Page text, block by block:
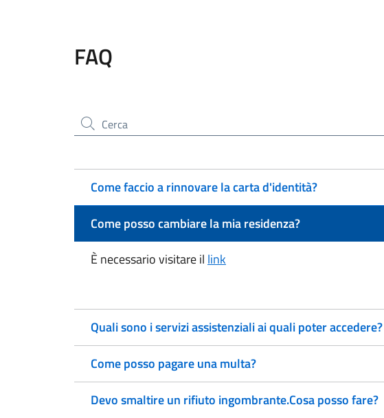
FAQ
Cerca nel sito
Come faccio a rinnovare la carta d'identità?
Come posso cambiare la mia residenza?
È necessario visitare il link
Quali sono i servizi assistenziali ai quali poter accedere?
Come posso pagare una multa?
Devo smaltire un rifiuto ingombrante.Cosa posso fare?